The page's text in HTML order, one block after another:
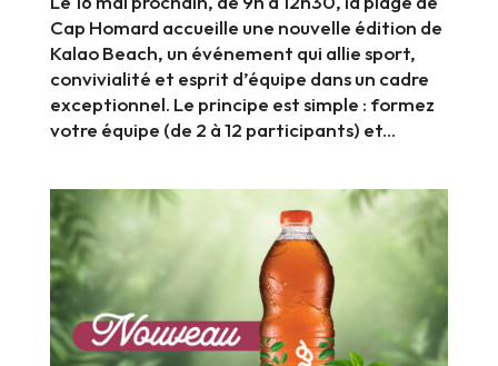
Cap Homard accueille une nouvelle édition de
Kalao Beach, un événement qui allie sport,
convivialité et esprit d’équipe dans un cadre
exceptionnel. Le principe est simple : formez
votre équipe (de 2 à 12 participants) et...